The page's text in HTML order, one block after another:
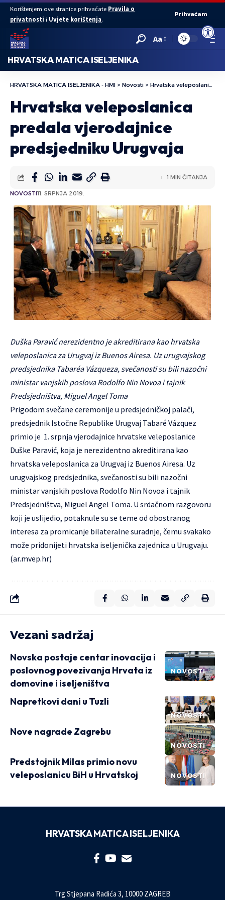
Open
Korištenjem ove stranice prihvaćate Pravila o
privatnosti i Uvjete korištenja.
Prihvaćam
Aa
HRVATSKA MATICA ISELJENIKA
HRVATSKA MATICA ISELJENIKA - HMI > Novosti > Hrvatska veleposlanica predala vjerodajnice predsjedniku Urugvaja
Hrvatska veleposlanica
predala vjerodajnice
predsjedniku Urugvaja
NOVOSTI11. SRPNJA 2019.
1 MIN ČITANJA
Duška Paravić nerezidentno je akreditirana kao hrvatska
veleposlanica za Urugvaj iz Buenos Airesa. Uz urugvajskog
predsjednika Tabaréa Vázqueza, svečanosti su bili nazočni
ministar vanjskih poslova Rodolfo Nin Novoa i tajnik
Predsjedništva, Miguel Angel Toma
Prigodom svečane ceremonije u predsjedničkoj palači,
predsjednik Istočne Republike Urugvaj Tabaré Vázquez
primio je 1. srpnja vjerodajnice hrvatske veleposlanice
Duške Paravić, koja je nerezidentno akreditirana kao
hrvatska veleposlanica za Urugvaj iz Buenos Airesa. Uz
urugvajskog predsjednika, svečanosti su bili nazočni
ministar vanjskih poslova Rodolfo Nin Novoa i tajnik
Predsjedništva, Miguel Angel Toma. U srdačnom razgovoru
koji je uslijedio, potaknule su se teme od obostranog
interesa za promicanje bilateralne suradnje, čemu svakako
može pridonijeti hrvatska iseljenička zajednica u Urugvaju.
(ar.mvep.hr)
Vezani sadržaj
NOVOSTI
Novska postaje centar inovacija i
poslovnog povezivanja Hrvata iz
domovine i iseljeništva
NOVOSTI
Napretkovi dani u Tuzli
NOVOSTI
Nove nagrade Zagrebu
NOVOSTI
Predstojnik Milas primio novu
veleposlanicu BiH u Hrvatskoj
HRVATSKA MATICA ISELJENIKA
Trg Stjepana Radića 3, 10000 ZAGREB